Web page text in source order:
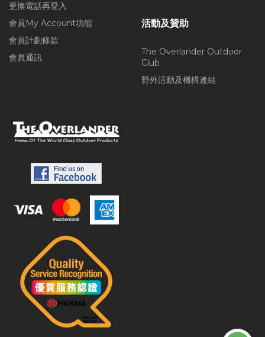
更換電話再登入
會員My Account功能
會員計劃條款
會員通訊
活動及贊助
The Overlander Outdoor
Club
野外活動及機構連結